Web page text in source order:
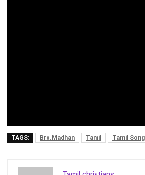
TAGS: Bro.Madhan Tamil Tamil Song